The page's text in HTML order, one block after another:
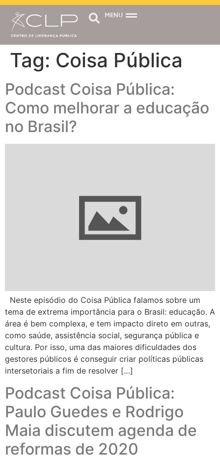
MENU
Tag: Coisa Pública
Podcast Coisa Pública:
Como melhorar a educação
no Brasil?
Neste episódio do Coisa Pública falamos sobre um
tema de extrema importância para o Brasil: educação. A
área é bem complexa, e tem impacto direto em outras,
como saúde, assistência social, segurança pública e
cultura. Por isso, uma das maiores dificuldades dos
gestores públicos é conseguir criar políticas públicas
intersetoriais a fim de resolver […]
Podcast Coisa Pública:
Paulo Guedes e Rodrigo
Maia discutem agenda de
reformas de 2020